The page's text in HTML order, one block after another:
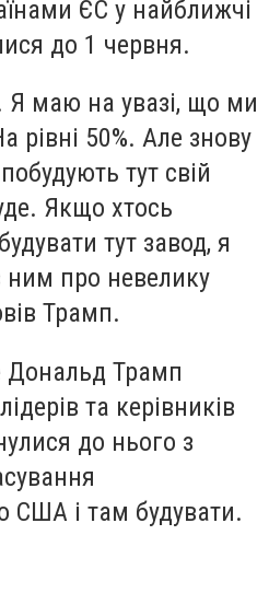
ЄС у найближчі
до 1 червня.
маю на увазі, що ми
50%. Але знову
тут свій
Якщо хтось
тут завод, я
про невелику
Трамп.
Дональд Трамп
та керівників
до нього з
США і там будувати.